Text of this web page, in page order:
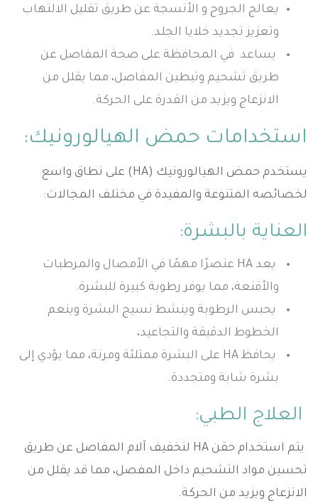
يعالج الجروح و الأنسجة عن طريق تقليل الالتهاب
وتعزيز تجديد خلايا الجلد.
يساعد في المحافظة على صحة المفاصل عن
طريق تشحيم وتبطين المفاصل، مما يقلل من
الانزعاج ويزيد من القدرة على الحركة.
استخدامات حمض الهيالورونيك:
يستخدم حمض الهيالورونيك (HA) على نطاق واسع
لخصائصه المتنوعة والمفيدة في مختلف المجالات:
العناية بالبشرة:
يعد HA عنصرًا مهمًا في الأمصال والمرطبات
والأقنعة، مما يوفر رطوبة كبيرة للبشرة.
يحبس الرطوبة وينشط نسيج البشرة وينعم
الخطوط الدقيقة والتجاعيد،
يحافظ HA على البشرة ممتلئة ومرنة، مما يؤدي إلى
بشرة شابة ومتجددة.
العلاج الطبي:
يتم استخدام حقن HA لتخفيف آلام المفاصل عن طريق
تحسين مواد التشحيم داخل المفصل، مما قد يقلل من
الانزعاج ويزيد من الحركة.